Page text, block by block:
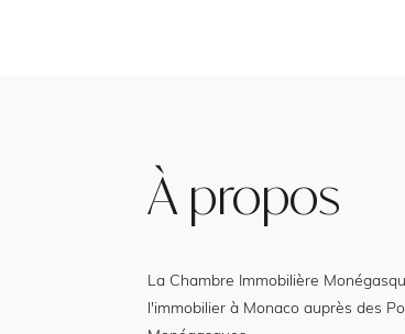
À propos
La Chambre Immobilière
l'immobilier à Monaco auprès des